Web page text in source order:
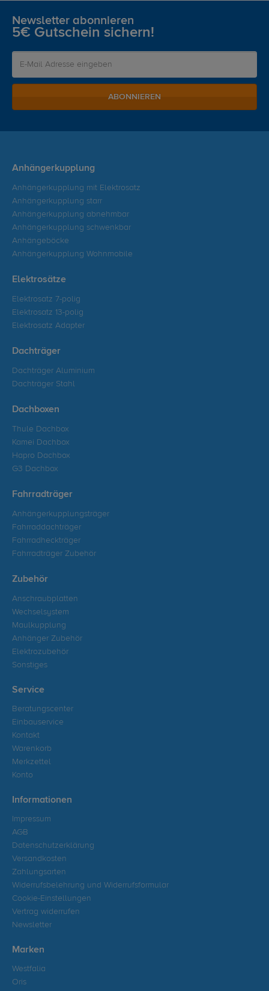
Newsletter abonnieren
5€ Gutschein sichern!
ABONNIEREN
Anhängerkupplung
Anhängerkupplung mit Elektrosatz
Anhängerkupplung starr
Anhängerkupplung abnehmbar
Anhängerkupplung schwenkbar
Anhängeböcke
Anhängerkupplung Wohnmobile
Elektrosätze
Elektrosatz 7-polig
Elektrosatz 13-polig
Elektrosatz Adapter
Dachträger
Dachträger Aluminium
Dachträger Stahl
Dachboxen
Thule Dachbox
Kamei Dachbox
Hapro Dachbox
G3 Dachbox
Fahrradträger
Anhängerkupplungsträger
Fahrraddachträger
Fahrradheckträger
Fahrradträger Zubehör
Zubehör
Anschraubplatten
Wechselsystem
Maulkupplung
Anhänger Zubehör
Elektrozubehör
Sonstiges
Service
Beratungscenter
Einbauservice
Kontakt
Warenkorb
Merkzettel
Konto
Informationen
Impressum
AGB
Datenschutzerklärung
Versandkosten
Zahlungsarten
Widerrufsbelehrung und Widerrufsformular
Cookie-Einstellungen
Vertrag widerrufen
Newsletter
Marken
Westfalia
Oris